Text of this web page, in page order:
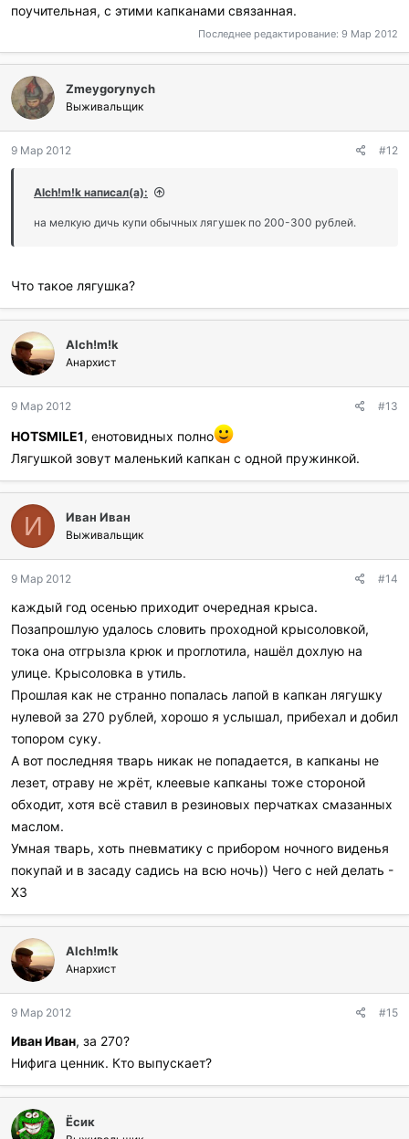
поучительная, с этими капканами связанная.
Последнее редактирование: 9 Мар 2012
Zmeygorynych
Выживальщик
9 Мар 2012 #12
Alch!m!k написал(а):
на мелкую дичь купи обычных лягушек по 200-300 рублей.
Что такое лягушка?
Alch!m!k
Анархист
9 Мар 2012 #13
HOTSMILE1, енотовидных полно
Лягушкой зовут маленький капкан с одной пружинкой.
И Иван Иван
Выживальщик
9 Мар 2012 #14
каждый год осенью приходит очередная крыса.
Позапрошлую удалось словить проходной крысоловкой,
тока она отгрызла крюк и проглотила, нашёл дохлую на
улице. Крысоловка в утиль.
Прошлая как не странно попалась лапой в капкан лягушку
нулевой за 270 рублей, хорошо я услышал, прибехал и добил
топором суку.
А вот последняя тварь никак не попадается, в капканы не
лезет, отраву не жрёт, клеевые капканы тоже стороной
обходит, хотя всё ставил в резиновых перчатках смазанных
маслом.
Умная тварь, хоть пневматику с прибором ночного виденья
покупай и в засаду садись на всю ночь)) Чего с ней делать -
ХЗ
Alch!m!k
Анархист
9 Мар 2012 #15
Иван Иван, за 270?
Нифига ценник. Кто выпускает?
Ёсик